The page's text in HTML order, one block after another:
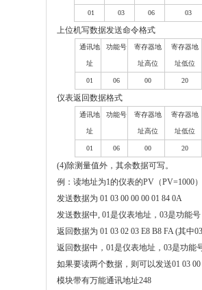
01 03 06 03
上位机写数据发送命令格式
通讯地
址
功能号 寄存器地
址高位
寄存器地
址低位
01 06 00 20
仪表返回数据格式
通讯地
址
功能号 寄存器地
址高位
寄存器地
址低位
01 06 00 20
(4)除测量值外，其余数据可写。
例：读地址为1的仪表的PV （PV=1000
发送数据为 01 03 00 00 00 01 84 0A
发送数据中, 01是仪表地址， 03是功能
返回数据为 01 03 02 03 E8 B8 FA (其中
返回数据中， 01是仪表地址， 03是功能
如果要读两个数据，则可以发送01 03
模块带有万能通讯地址248